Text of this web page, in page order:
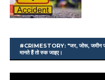
#CRIMESTORY: "जर, जोरू, जमीन जोर
मानते हैं तो रुक जाइए।